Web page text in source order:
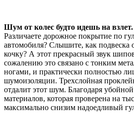
Шум от колес будто идешь на взлет.
Различаете дорожное покрытие по
автомобиля? Слышите, как подвеска
кочку? А этот прекрасный звук
сожалению это связано с тонким
ногами, и практически полностью
шумоизоляции. Трехслойная
отдалит этот шум. Благодаря
материалов, которая проверена на
максимально снизим надоедливый